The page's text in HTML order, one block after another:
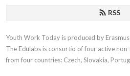
RSS
Youth Work Today is produced by
The Edulabs is consortio of four active
from four countries: Czech, Slovakia,